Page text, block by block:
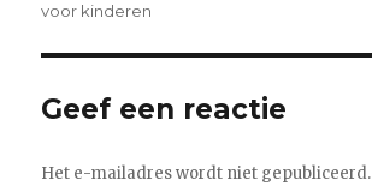
voor kinderen
Geef een reactie
Het e-mailadres wordt niet gepubliceerd.